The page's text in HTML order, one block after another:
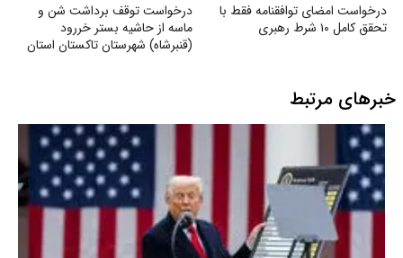
درخواست امضای توافقنامه فقط با
تحقق کامل ۱۰ شرط رهبری
درخواست توقف برداشت شن و
ماسه از حاشیه بستر خر‌رود
(قنبرشاه) شهرستان تاکستان استان
خبرهای مرتبط